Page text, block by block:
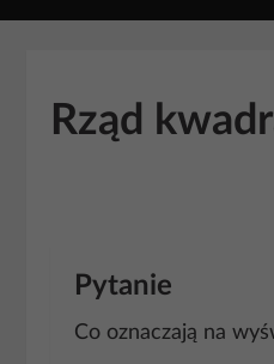
Rząd
Pytanie
Co oznaczają na